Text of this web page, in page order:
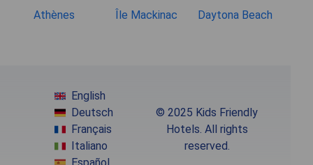
Athènes
Île Mackinac Daytona Beach
English
Deutsch
Français
Italiano
Español
© 2025 Kids Friendly
Hotels. All rights
reserved.